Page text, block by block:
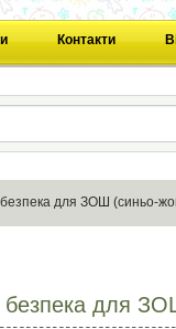
Контакти
для ЗОШ (синьо-
для